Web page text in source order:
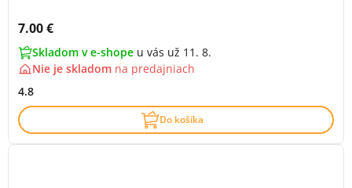
Cena s DPH:
7.00 €
Skladom v e-shope u vás už 11. 8.
Nie je skladom na predajniach
4.8
Do košíka